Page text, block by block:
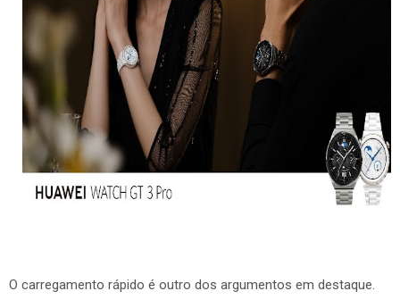
O carregamento rápido é outro dos argumentos em destaque.